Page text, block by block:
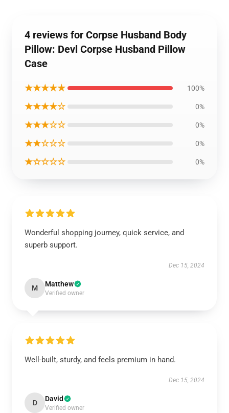
4 reviews for Corpse Husband Body
Pillow: Devl Corpse Husband Pillow
Case
★★★★★ 100%
★★★★☆ 0%
★★★☆☆ 0%
★★☆☆☆ 0%
★☆☆☆☆ 0%
Wonderful shopping journey, quick service, and
superb support.
Dec 15, 2024
M Matthew
Verified owner
Well-built, sturdy, and feels premium in hand.
Dec 15, 2024
D David
Verified owner